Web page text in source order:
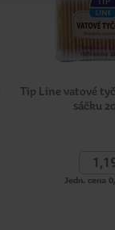
Tip Line vatové
sáčku
1,
Jedn. cena